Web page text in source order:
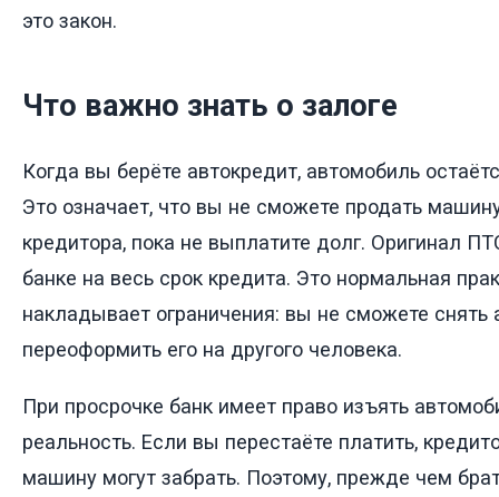
это закон.
Что важно знать о залоге
Когда вы берёте автокредит, автомобиль
Это означает, что вы не сможете продать
кредитора, пока не выплатите долг. Оригинал
банке на весь срок кредита. Это нормальная
накладывает ограничения: вы не сможете снять
переоформить его на другого человека.
При просрочке банк имеет право изъять
реальность. Если вы перестаёте платить,
машину могут забрать. Поэтому, прежде чем